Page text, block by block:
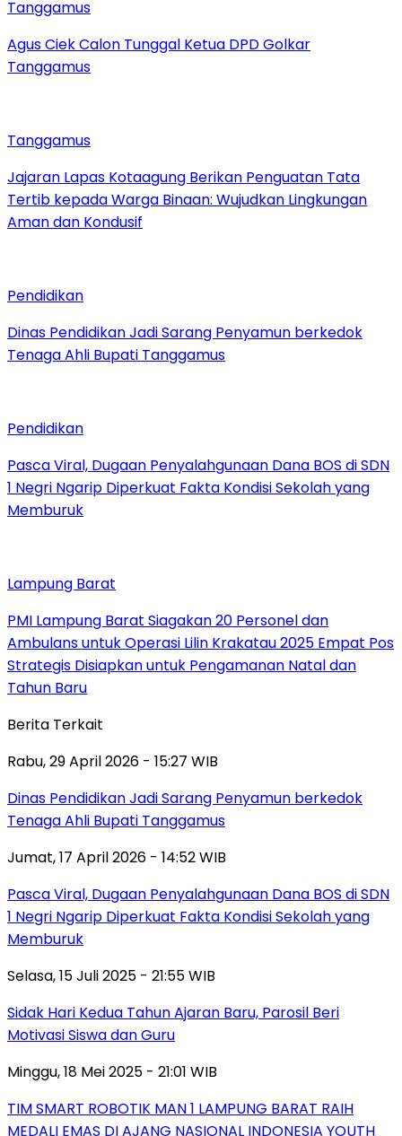
Tanggamus
Agus Ciek Calon Tunggal Ketua DPD Golkar
Tanggamus
Tanggamus
Jajaran Lapas Kotaagung Berikan Penguatan Tata
Tertib kepada Warga Binaan: Wujudkan Lingkungan
Aman dan Kondusif
Pendidikan
Dinas Pendidikan Jadi Sarang Penyamun berkedok
Tenaga Ahli Bupati Tanggamus
Pendidikan
Pasca Viral, Dugaan Penyalahgunaan Dana BOS di SDN
1 Negri Ngarip Diperkuat Fakta Kondisi Sekolah yang
Memburuk
Lampung Barat
PMI Lampung Barat Siagakan 20 Personel dan
Ambulans untuk Operasi Lilin Krakatau 2025 Empat Pos
Strategis Disiapkan untuk Pengamanan Natal dan
Tahun Baru
Berita Terkait
Rabu, 29 April 2026 - 15:27 WIB
Dinas Pendidikan Jadi Sarang Penyamun berkedok
Tenaga Ahli Bupati Tanggamus
Jumat, 17 April 2026 - 14:52 WIB
Pasca Viral, Dugaan Penyalahgunaan Dana BOS di SDN
1 Negri Ngarip Diperkuat Fakta Kondisi Sekolah yang
Memburuk
Selasa, 15 Juli 2025 - 21:55 WIB
Sidak Hari Kedua Tahun Ajaran Baru, Parosil Beri
Motivasi Siswa dan Guru
Minggu, 18 Mei 2025 - 21:01 WIB
TIM SMART ROBOTIK MAN 1 LAMPUNG BARAT RAIH
MEDALI EMAS DI AJANG NASIONAL INDONESIA YOUTH